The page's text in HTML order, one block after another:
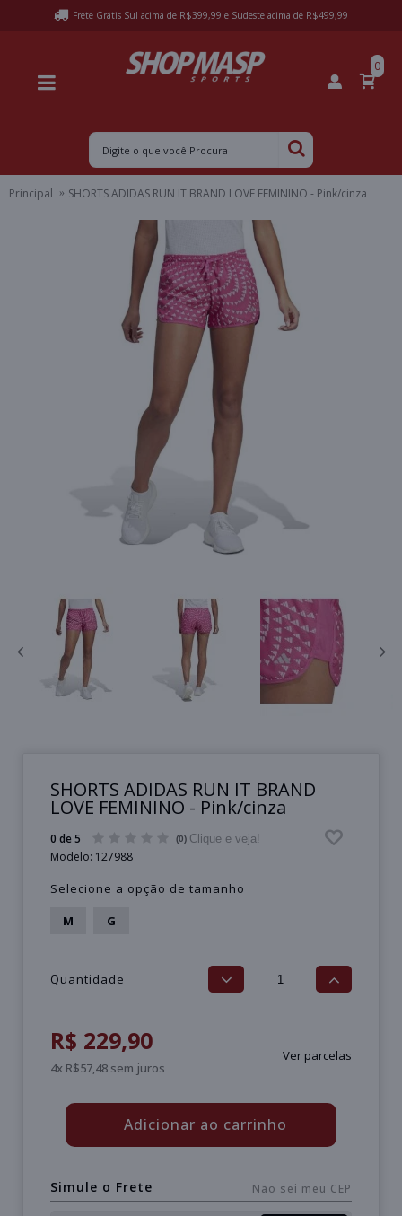
Frete Grátis Sul acima de R$399,99 e Sudeste acima de R$499,99
0
Principal SHORTS ADIDAS RUN IT BRAND LOVE FEMININO - Pink/cinza
SHORTS ADIDAS RUN IT BRAND
LOVE FEMININO - Pink/cinza
0 de 5 (0) Clique e veja!
Modelo: 127988
Selecione a opção de tamanho
M
G
Quantidade
Ver parcelas
R$ 229,90
4x R$57,48 sem juros
Adicionar ao carrinho
Simule o Frete Não sei meu CEP